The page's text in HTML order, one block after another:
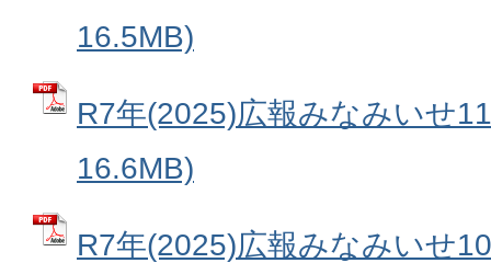
16.5MB)
R7年(2025)広報みなみいせ
16.6MB)
R7年(2025)広報みなみいせ